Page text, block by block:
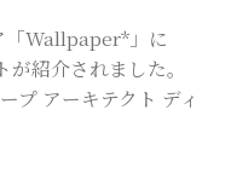
「Wallpaper*」に
紹介されました。
プ アーキテクト ディ